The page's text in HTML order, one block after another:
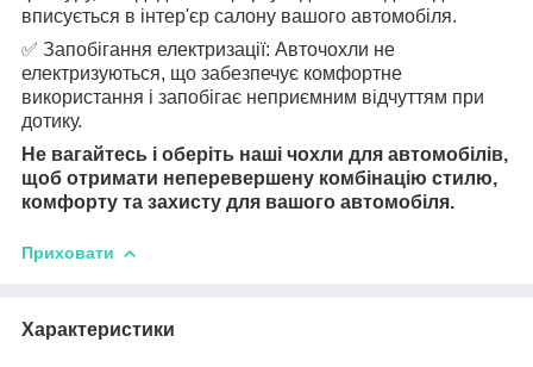
вписується в інтер'єр салону вашого автомобіля.
✅ Запобігання електризації: Авточохли не
електризуються, що забезпечує комфортне
використання і запобігає неприємним відчуттям при
дотику.
Не вагайтесь і оберіть наші чохли для автомобілів,
щоб отримати неперевершену комбінацію стилю,
комфорту та захисту для вашого автомобіля.
Приховати
Характеристики